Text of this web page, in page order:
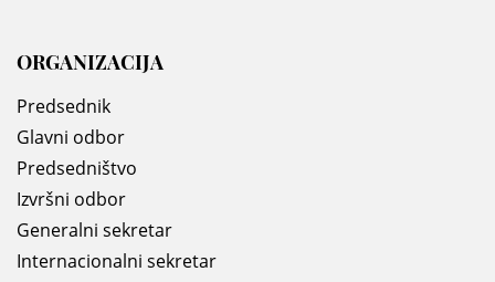
ORGANIZACIJA
Predsednik
Glavni odbor
Predsedništvo
Izvršni odbor
Generalni sekretar
Internacionalni sekretar